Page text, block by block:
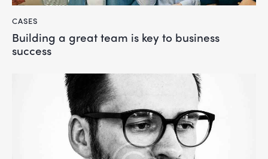
CASES
Building a great team is key to business
success